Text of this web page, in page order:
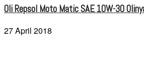
Oli Repsol Moto Matic SAE 10W-30
27 April 2018